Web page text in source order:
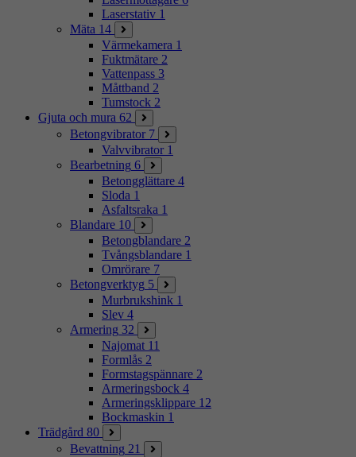
Laserstativ 1
Mäta 14
Värmekamera 1
Fuktmätare 2
Vattenpass 3
Måttband 2
Tumstock 2
Gjuta och mura 62
Betongvibrator 7
Valvvibrator 1
Bearbetning 6
Betongglättare 4
Sloda 1
Asfaltsraka 1
Blandare 10
Betongblandare 2
Tvångsblandare 1
Omrörare 7
Betongverktyg 5
Murbrukshink 1
Slev 4
Armering 32
Najomat 11
Formlås 2
Formstagspännare 2
Armeringsbock 4
Armeringsklippare 12
Bockmaskin 1
Trädgård 80
Bevattning 21